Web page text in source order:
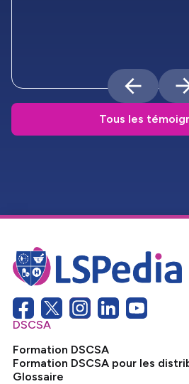
Tous les
DSCSA
Formation DSCSA
Formation DSCSA pour les
Glossaire